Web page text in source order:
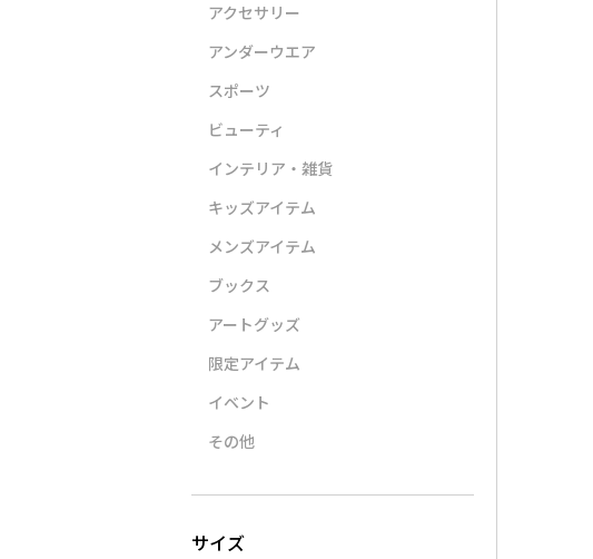
アリーシアーZIPブルゾ
A VACATION
アクセサリー
アンダーウエア
スポーツ
ビューティ
インテリア・雑貨
キッズアイテム
メンズアイテム
ブックス
アートグッズ
限定アイテム
イベント
その他